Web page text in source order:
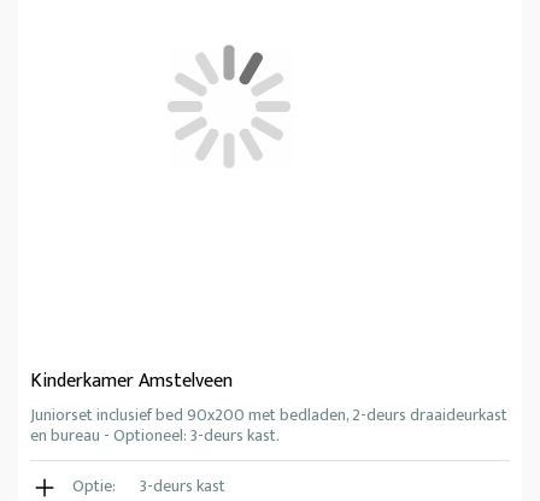
Kinderkamer Amstelveen
Juniorset inclusief bed 90x200 met bedladen, 2-deurs draaideurkast
en bureau - Optioneel: 3-deurs kast.
Optie:
3-deurs kast